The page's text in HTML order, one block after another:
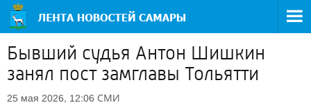
Бывший судья Антон Шишкин
занял пост замглавы Тольятти
25 мая 2026, 12:06 СМИ